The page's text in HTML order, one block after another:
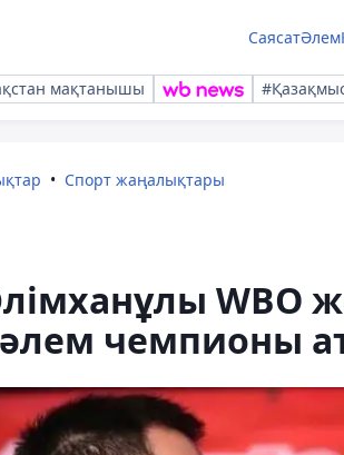
СаясатӘлем
мақтанышы
Спорт жаңалықтары
WBO
чемпионы